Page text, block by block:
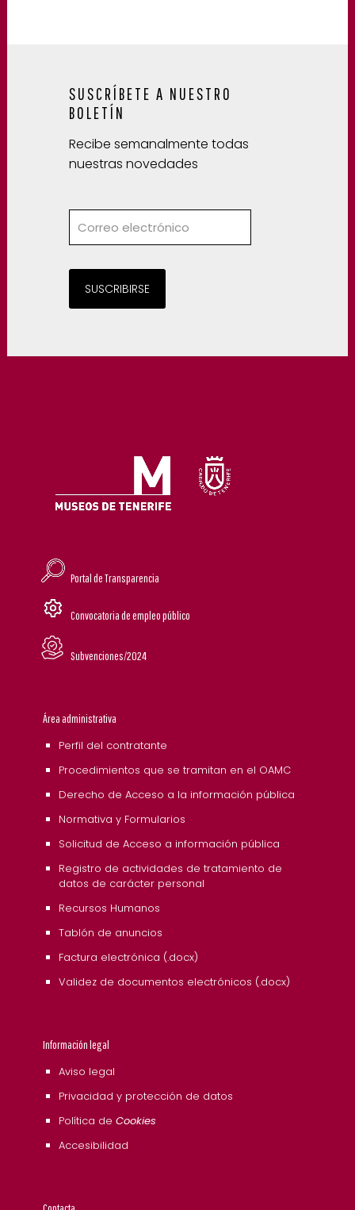
SUSCRÍBETE A NUESTRO
BOLETÍN
Recibe semanalmente todas
nuestras novedades
SUSCRIBIRSE
Portal de Transparencia
Convocatoria de empleo público
Subvenciones/2024
Área administrativa
Perfil del contratante
Procedimientos que se tramitan en el OAMC
Derecho de Acceso a la información pública
Normativa y Formularios
Solicitud de Acceso a información pública
Registro de actividades de tratamiento de
datos de carácter personal
Recursos Humanos
Tablón de anuncios
Factura electrónica (.docx)
Validez de documentos electrónicos (.docx)
Información legal
Aviso legal
Privacidad y protección de datos
Política de Cookies
Accesibilidad